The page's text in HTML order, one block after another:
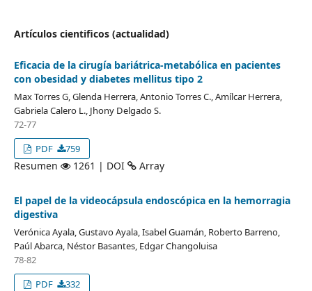
Artículos cientificos (actualidad)
Eficacia de la cirugía bariátrica-metabólica en pacientes
con obesidad y diabetes mellitus tipo 2
Max Torres G, Glenda Herrera, Antonio Torres C., Amílcar Herrera,
Gabriela Calero L., Jhony Delgado S.
72-77
PDF
759
Resumen 1261 | DOI Array
El papel de la videocápsula endoscópica en la hemorragia
digestiva
Verónica Ayala, Gustavo Ayala, Isabel Guamán, Roberto Barreno,
Paúl Abarca, Néstor Basantes, Edgar Changoluisa
78-82
PDF
332